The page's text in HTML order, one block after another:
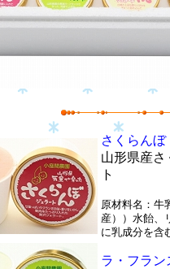
さくらんぼ
山形県産
ト
原材料名：牛
産））水飴、
に乳成分を含
ラ・フラン